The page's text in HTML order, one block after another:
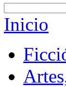
Inicio